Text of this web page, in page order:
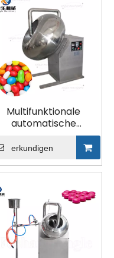
Multifunktionale
automatische
mit hoher Leistung
erkundigen